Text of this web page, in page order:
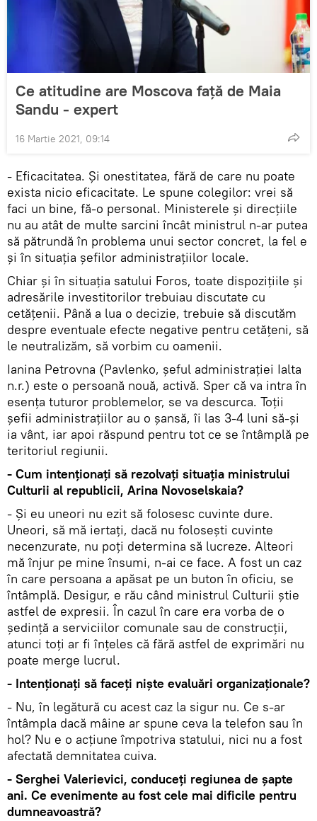
Ce atitudine are Moscova față de Maia
Sandu - expert
16 Martie 2021, 09:14
- Eficacitatea. Și onestitatea, fără de care nu poate
exista nicio eficacitate. Le spune colegilor: vrei să
faci un bine, fă-o personal. Ministerele și direcțiile
nu au atât de multe sarcini încât ministrul n-ar putea
să pătrundă în problema unui sector concret, la fel e
și în situația șefilor administrațiilor locale.
Chiar și în situația satului Foros, toate dispozițiile și
adresările investitorilor trebuiau discutate cu
cetățenii. Până a lua o decizie, trebuie să discutăm
despre eventuale efecte negative pentru cetățeni, să
le neutralizăm, să vorbim cu oamenii.
Ianina Petrovna (Pavlenko, șeful administrației Ialta
n.r.) este o persoană nouă, activă. Sper că va intra în
esența tuturor problemelor, se va descurca. Toții
șefii administrațiilor au o șansă, îi las 3-4 luni să-și
ia vânt, iar apoi răspund pentru tot ce se întâmplă pe
teritoriul regiunii.
- Cum intenționați să rezolvați situația ministrului
Culturii al republicii, Arina Novoselskaia?
- Și eu uneori nu ezit să folosesc cuvinte dure.
Uneori, să mă iertați, dacă nu folosești cuvinte
necenzurate, nu poți determina să lucreze. Alteori
mă înjur pe mine însumi, n-ai ce face. A fost un caz
în care persoana a apăsat pe un buton în oficiu, se
întâmplă. Desigur, e rău când ministrul Culturii știe
astfel de expresii. În cazul în care era vorba de o
ședință a serviciilor comunale sau de construcții,
atunci toți ar fi înțeles că fără astfel de exprimări nu
poate merge lucrul.
- Intenționați să faceți niște evaluări organizaționale?
- Nu, în legătură cu acest caz la sigur nu. Ce s-ar
întâmpla dacă mâine ar spune ceva la telefon sau în
hol? Nu e o acțiune împotriva statului, nici nu a fost
afectată demnitatea cuiva.
- Serghei Valerievici, conduceți regiunea de șapte
ani. Ce evenimente au fost cele mai dificile pentru
dumneavoastră?